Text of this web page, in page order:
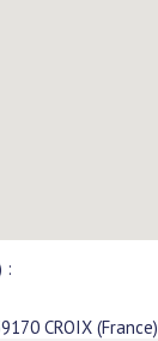
:
CROIX (France)